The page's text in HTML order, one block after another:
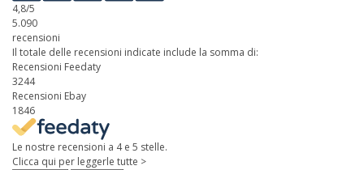
4,8/5
5.090
recensioni
Il totale delle recensioni indicate include la somma di:
Recensioni Feedaty
3244
Recensioni Ebay
1846
Le nostre recensioni a 4 e 5 stelle.
Clicca qui per leggerle tutte >